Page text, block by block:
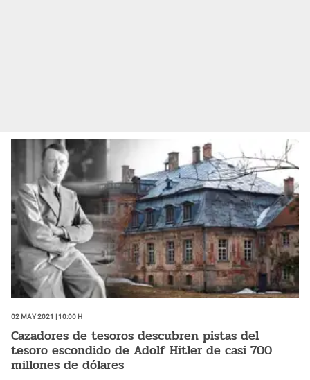
02 May 2021 | 10:00 h
Cazadores de tesoros descubren pistas del
tesoro escondido de Adolf Hitler de casi 700
millones de dólares